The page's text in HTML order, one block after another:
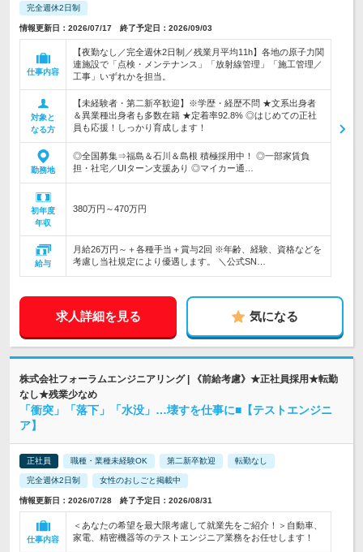
完全週休2日制
情報更新日：2026/07/17 終了予定日：2026/09/03
仕事内容
【夜勤なし／完全週休2日制／残業月平均11h】各地の原子力関
連施設で「点検・メンテナンス」「放射線管理」「施工管理／
工事」いずれかを担当。
対象と
なる方
【未経験者・第二新卒歓迎】※学歴・経歴不問 ★文系出身者
＆異業種出身者も多数在籍 ★定着率92.8% ◎はじめての正社
員も応援！しっかり育成します！
勤務地
◎全国募集⇒福島＆石川＆島根 積極採用中！ ◎一部家賃負
担・社宅／UIターン支援あり ◎マイカー通…
初年度
年収
380万円～470万円
給与
月給26万円～＋各種手当＋賞与2回 ※年齢、経験、資格などを
考慮し当社規定により優遇します。 ＼公式SN…
求人詳細を見る 気になる
株式会社フォーラムエンジニアリング | 《前給考慮》★正社員採用★転勤
なし★残業少なめ
「衝突」「落下」「水没」…壊すを仕事に■【テストエンジニ
ア】
正社員 職種・業種未経験OK 第二新卒歓迎 転勤なし
完全週休2日制 女性のおしごと掲載中
情報更新日：2026/07/28 終了予定日：2026/08/31
仕事内容
＜あなたの希望を最大限考慮して就業先をご紹介！＞自動車、
家電、精密機器等のテストエンジニア業務をお任せします！